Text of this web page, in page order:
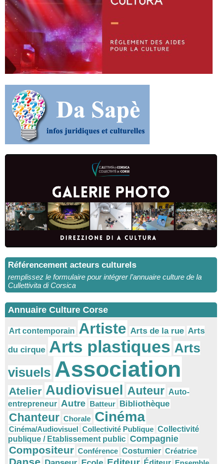
Référencement acteurs culturels
remplissez le formulaire pour intégrer l’annuaire culture de la
Cullettivita di Corsica
Annuaire Culture Corse
Art contemporain Artiste Arts de la rue Arts
du cirque Arts plastiques Arts
visuels Association
Atelier Audiovisuel Auteur Auto-
entrepreneur Autre Batteur Bibliothèque
Chanteur Chorale Cinéma
Cinéma/Audiovisuel Collectivité Publique Collectivité
publique / Etablissement public Compagnie
Compositeur Conférence Costumier Créatrice